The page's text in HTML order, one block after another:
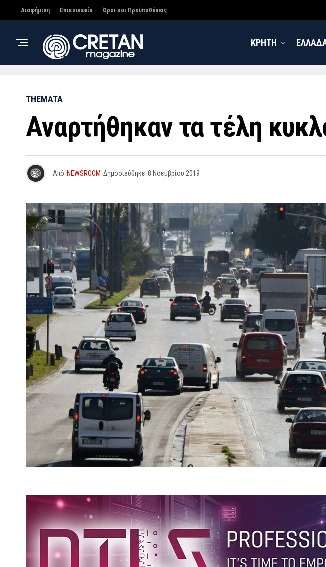
Διαφήμιση Επικοινωνία Όροι και Προϋποθέσεις
ΚΡΗΤΗ
THEMATA
Αναρτήθηκαν τα τέλη
Από NEWSROOM Δημοσιεύθηκε 8 Νοεμβρίου 2019